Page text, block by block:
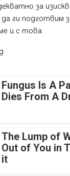
за
ги подготвим
и с това.
Fungus Is A
Dies From A
The Lump of
Out of You in
it